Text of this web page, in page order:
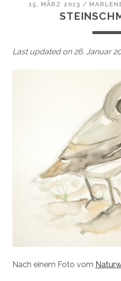
15. MÄRZ 2013 /
Last updated on 26. Januar
Nach einem Foto vom